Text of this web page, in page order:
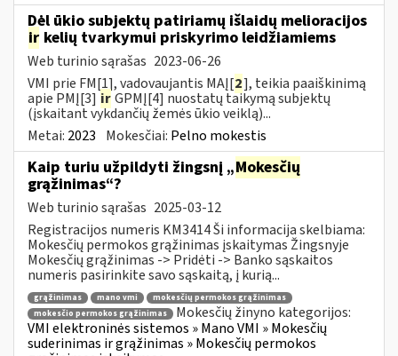
Dėl ūkio subjektų patiriamų išlaidų melioracijos
ir kelių tvarkymui priskyrimo leidžiamiems
Web turinio sąrašas 2023-06-26
VMI prie FM[1], vadovaujantis MAĮ[2], teikia paaiškinimą
apie PMĮ[3]irGPMĮ[4] nuostatų taikymą subjektų
(įskaitant vykdančių žemės ūkio veiklą)...
Metai: 2023 Mokesčiai: Pelno mokestis
Kaip turiu užpildyti žingsnį „Mokesčių
grąžinimas“?
Web turinio sąrašas 2025-03-12
Registracijos numeris KM3414 Ši informacija skelbiama:
Mokesčių permokos grąžinimas įskaitymas Žingsnyje
Mokesčių grąžinimas -> Pridėti -> Banko sąskaitos
numeris pasirinkite savo sąskaitą, į kurią...
grąžinimas mano vmi
mokesčių permokos grąžinimas
mokesčio permokos grąžinimas
Mokesčių žinyno kategorijos:
VMI elektroninės sistemos » Mano VMI » Mokesčių
suderinimas ir grąžinimas » Mokesčių permokos